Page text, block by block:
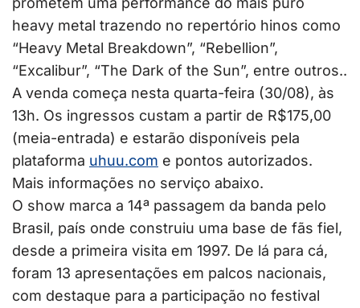
heavy metal trazendo no repertório hinos como
“Heavy Metal Breakdown”, “Rebellion”,
“Excalibur”, “The Dark of the Sun”, entre outros..
A venda começa nesta quarta-feira (30/08), às
13h. Os ingressos custam a partir de R$175,00
(meia-entrada) e estarão disponíveis pela
plataforma uhuu.com e pontos autorizados.
Mais informações no serviço abaixo.
O show marca a 14ª passagem da banda pelo
Brasil, país onde construiu uma base de fãs fiel,
desde a primeira visita em 1997. De lá para cá,
foram 13 apresentações em palcos nacionais,
com destaque para a participação no festival